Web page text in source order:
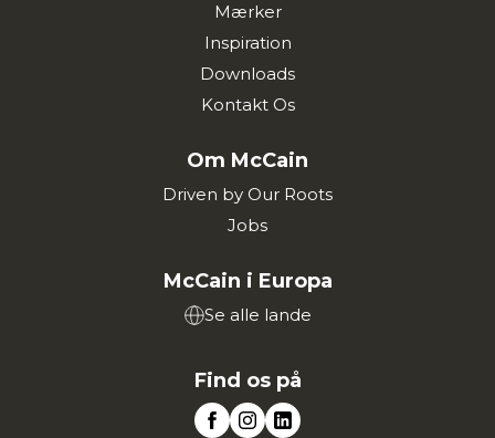
Mærker
Inspiration
Downloads
Kontakt Os
Om McCain
Driven by Our Roots
Jobs
McCain i Europa
Se alle lande
Find os på